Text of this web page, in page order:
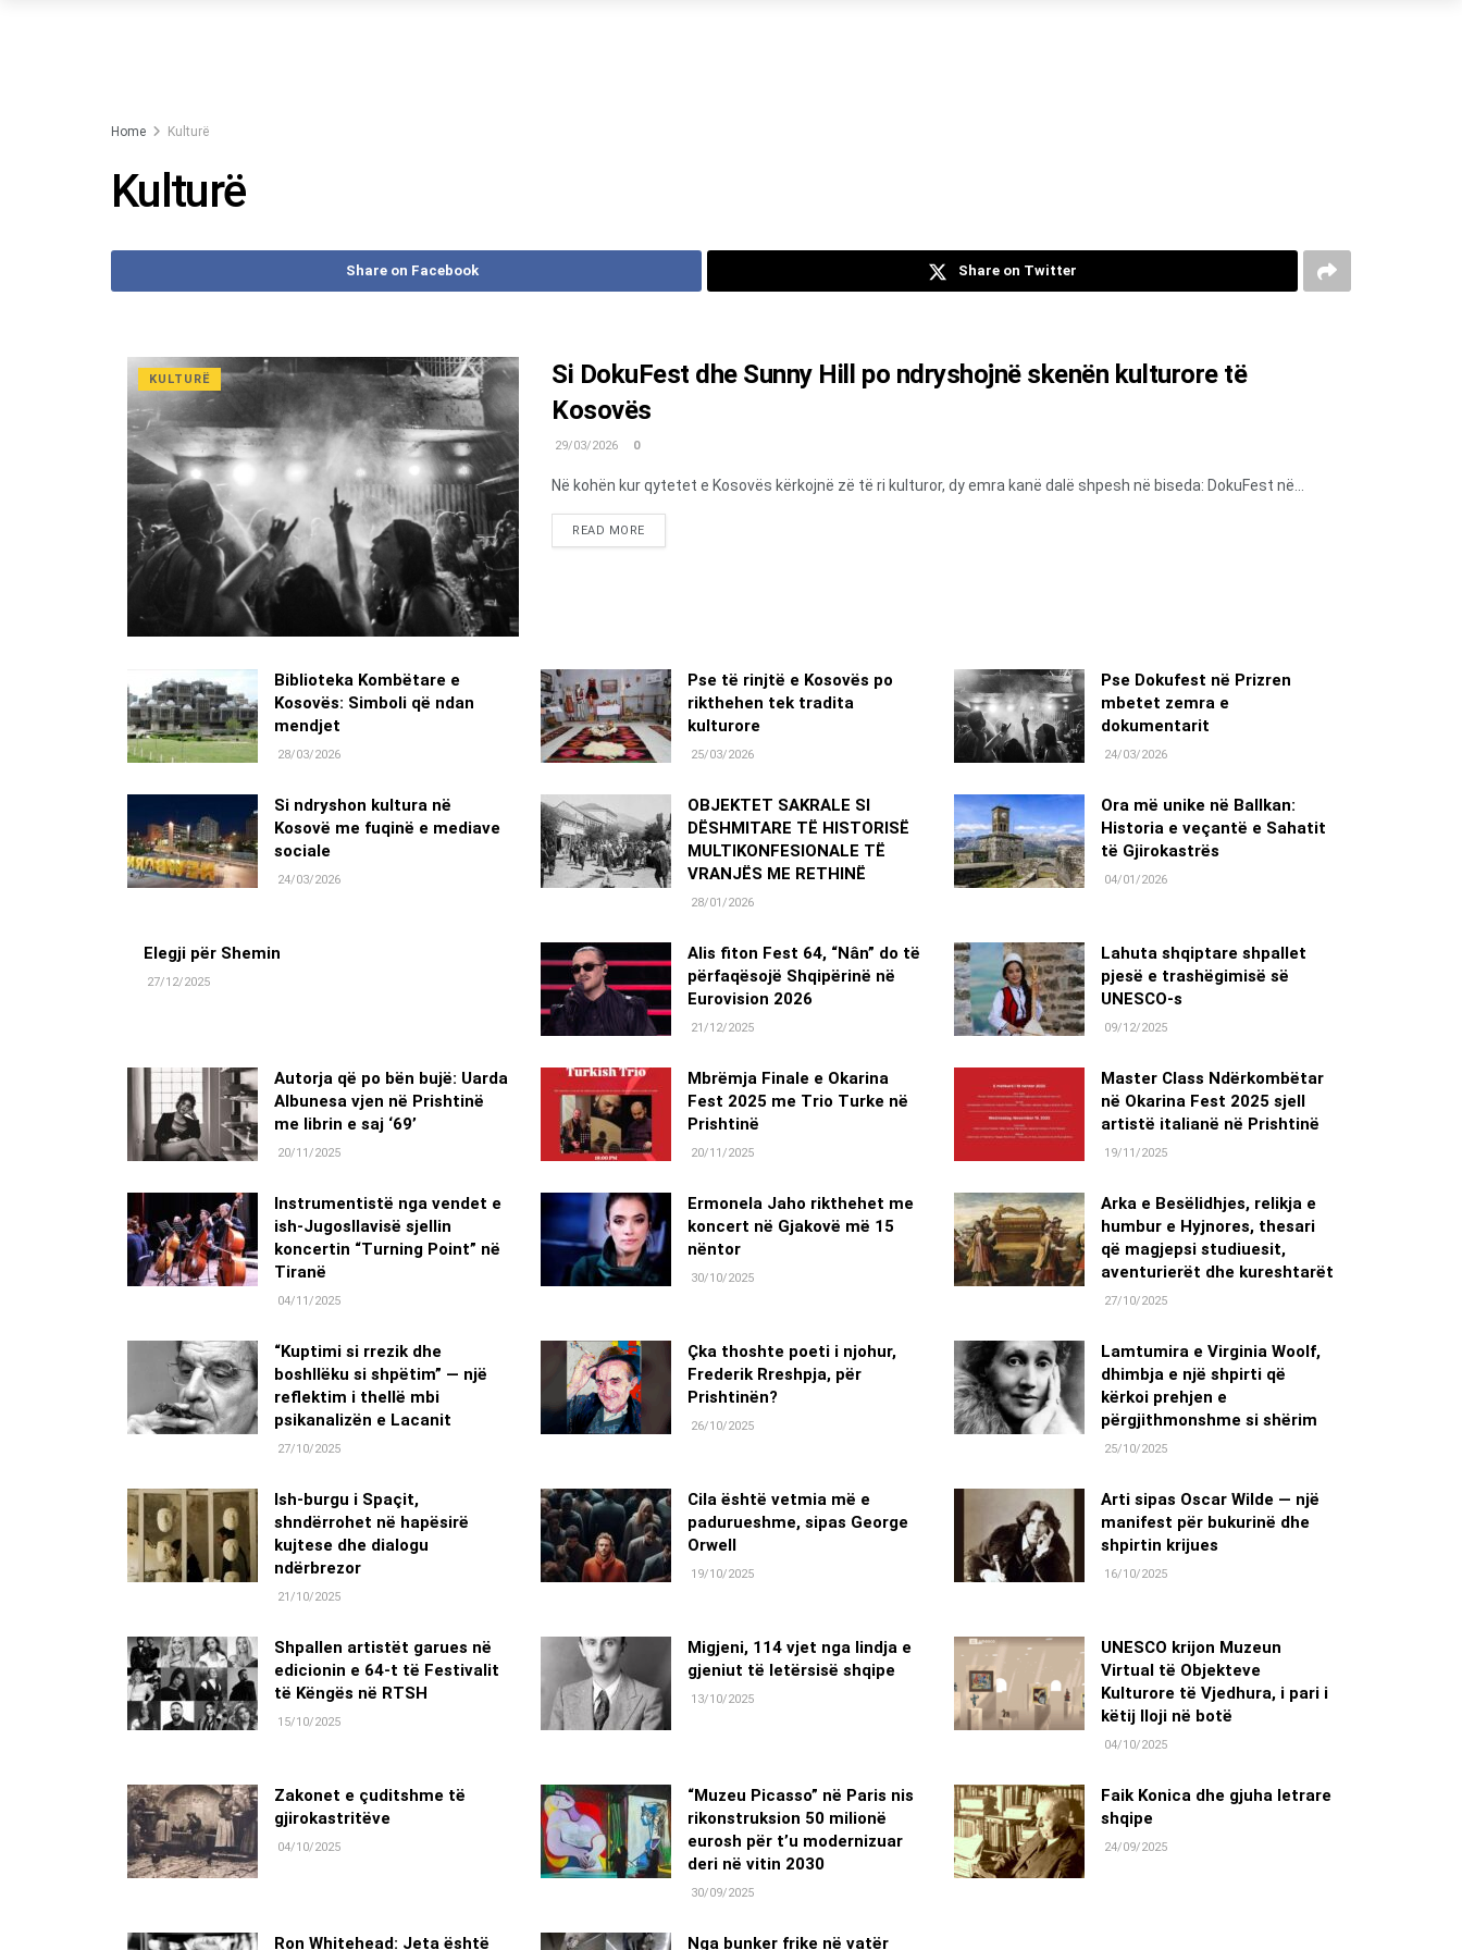
Home Kulturë
Kulturë
Share on Facebook Share on Twitter
KULTURË
Si DokuFest dhe Sunny Hill po ndryshojnë skenën kulturore të
Kosovës
29/03/2026 0
Në kohën kur qytetet e Kosovës kërkojnë zë të ri kulturor, dy emra kanë dalë shpesh në biseda: DokuFest në...
READ MOREDETAILS
Biblioteka Kombëtare e
Kosovës: Simboli që ndan
mendjet
28/03/2026
Pse të rinjtë e Kosovës po
rikthehen tek tradita
kulturore
25/03/2026
Pse Dokufest në Prizren
mbetet zemra e
dokumentarit
24/03/2026
Si ndryshon kultura në
Kosovë me fuqinë e mediave
sociale
24/03/2026
OBJEKTET SAKRALE SI
DËSHMITARE TË HISTORISË
MULTIKONFESIONALE TË
VRANJËS ME RETHINË
28/01/2026
Ora më unike në Ballkan:
Historia e veçantë e Sahatit
të Gjirokastrës
04/01/2026
Elegji për Shemin
27/12/2025
Alis fiton Fest 64, “Nân” do të
përfaqësojë Shqipërinë në
Eurovision 2026
21/12/2025
Lahuta shqiptare shpallet
pjesë e trashëgimisë së
UNESCO-s
09/12/2025
Autorja që po bën bujë: Uarda
Albunesa vjen në Prishtinë
me librin e saj ‘69’
20/11/2025
Mbrëmja Finale e Okarina
Fest 2025 me Trio Turke në
Prishtinë
20/11/2025
Master Class Ndërkombëtar
në Okarina Fest 2025 sjell
artistë italianë në Prishtinë
19/11/2025
Instrumentistë nga vendet e
ish-Jugosllavisë sjellin
koncertin “Turning Point” në
Tiranë
04/11/2025
Ermonela Jaho rikthehet me
koncert në Gjakovë më 15
nëntor
30/10/2025
Arka e Besëlidhjes, relikja e
humbur e Hyjnores, thesari
që magjepsi studiuesit,
aventurierët dhe kureshtarët
27/10/2025
“Kuptimi si rrezik dhe
boshllëku si shpëtim” — një
reflektim i thellë mbi
psikanalizën e Lacanit
27/10/2025
Çka thoshte poeti i njohur,
Frederik Rreshpja, për
Prishtinën?
26/10/2025
Lamtumira e Virginia Woolf,
dhimbja e një shpirti që
kërkoi prehjen e
përgjithmonshme si shërim
25/10/2025
Ish-burgu i Spaçit,
shndërrohet në hapësirë
kujtese dhe dialogu
ndërbrezor
21/10/2025
Cila është vetmia më e
padurueshme, sipas George
Orwell
19/10/2025
Arti sipas Oscar Wilde — një
manifest për bukurinë dhe
shpirtin krijues
16/10/2025
Shpallen artistët garues në
edicionin e 64-t të Festivalit
të Këngës në RTSH
15/10/2025
Migjeni, 114 vjet nga lindja e
gjeniut të letërsisë shqipe
13/10/2025
UNESCO krijon Muzeun
Virtual të Objekteve
Kulturore të Vjedhura, i pari i
këtij lloji në botë
04/10/2025
Zakonet e çuditshme të
gjirokastritëve
04/10/2025
“Muzeu Picasso” në Paris nis
rikonstruksion 50 milionë
eurosh për t’u modernizuar
deri në vitin 2030
30/09/2025
Faik Konica dhe gjuha letrare
shqipe
24/09/2025
Ron Whitehead: Jeta është Nga bunker frike në vatër